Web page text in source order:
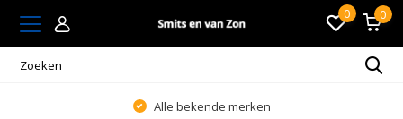
0 0
Alle bekende merken